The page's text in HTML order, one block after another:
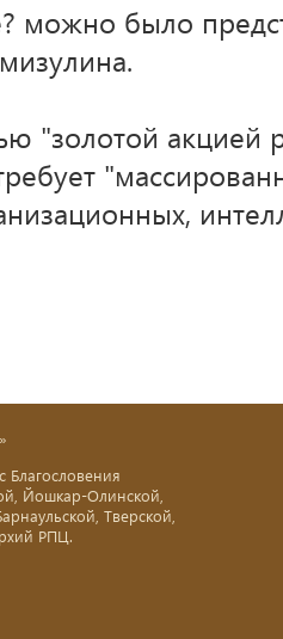
можно было
"золотой акцией
Йошкар-Олинской,
Тверской,
РПЦ.